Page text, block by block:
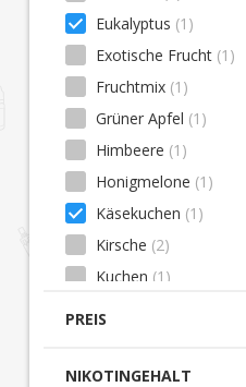
Eukalyptus (1)
Exotische Frucht (1)
Fruchtmix (1)
Grüner Apfel (1)
Himbeere (1)
Honigmelone (1)
Käsekuchen (1)
Kirsche (2)
Kuchen (1)
Sahne(1)
PREIS
0,00 € - 10,00 €
NIKOTINGEHALT